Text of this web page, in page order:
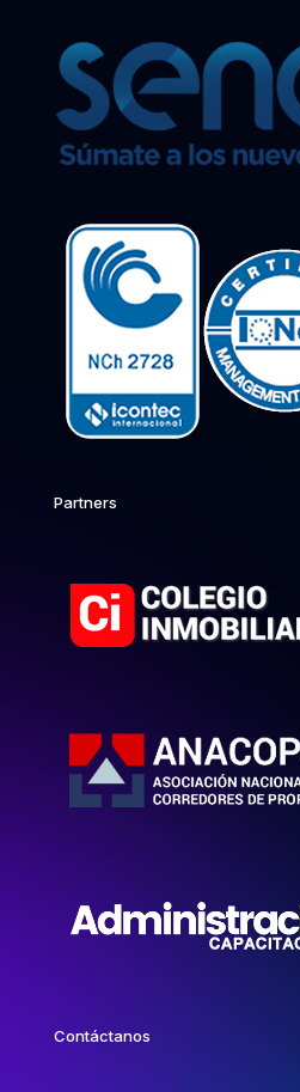
Partners
Contáctanos